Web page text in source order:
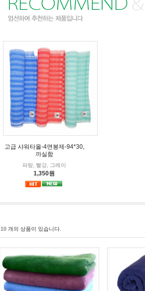
고급 샤워타올-4면봉제-94*30,
까실함
파랑, 빨강, 그레이
1,350원
10 개의 상품이 있습니다.